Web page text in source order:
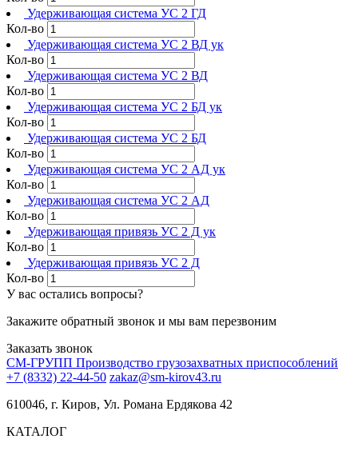
Удерживающая система УС 2 ГД
Кол-во
Удерживающая система УС 2 ВД ук
Кол-во
Удерживающая система УС 2 ВД
Кол-во
Удерживающая система УС 2 БД ук
Кол-во
Удерживающая система УС 2 БД
Кол-во
Удерживающая система УС 2 АД ук
Кол-во
Удерживающая система УС 2 АД
Кол-во
Удерживающая привязь УС 2 Д ук
Кол-во
Удерживающая привязь УС 2 Д
Кол-во
У вас остались вопросы?
Закажите обратный звонок и мы вам перезвоним
Заказать звонок
СМ-ГРУПП Производство грузозахватных приспособлений
+7 (8332) 22-44-50 zakaz@sm-kirov43.ru
610046, г. Киров, Ул. Романа Ердякова 42
КАТАЛОГ